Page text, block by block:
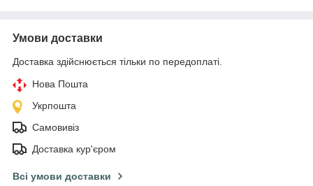
Умови доставки
Доставка здійснюється тільки по передоплаті.
Нова Пошта
Укрпошта
Самовивіз
Доставка кур'єром
Всі умови доставки